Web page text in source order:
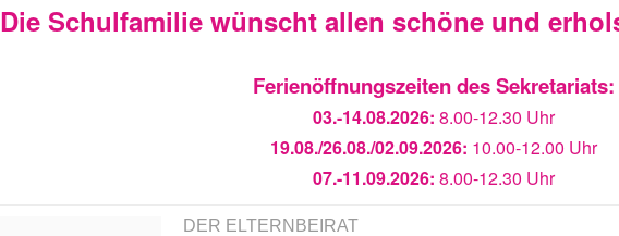
Die Schulfamilie wünscht allen schöne und
Ferienöffnungszeiten des Sekretariats:
03.-14.08.2026: 8.00-12.30 Uhr
19.08./26.08./02.09.2026: 10.00-12.00 Uhr
07.-11.09.2026: 8.00-12.30 Uhr
DER ELTERNBEIRAT